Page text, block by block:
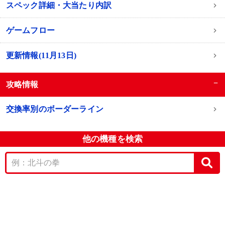
スペック詳細・大当たり内訳
ゲームフロー
更新情報(11月13日)
攻略情報 −
交換率別のボーダーライン
他の機種を検索